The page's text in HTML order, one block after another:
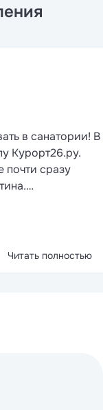
в санатории! В
Курорт26.ру.
почти сразу
цены
Читать полностью